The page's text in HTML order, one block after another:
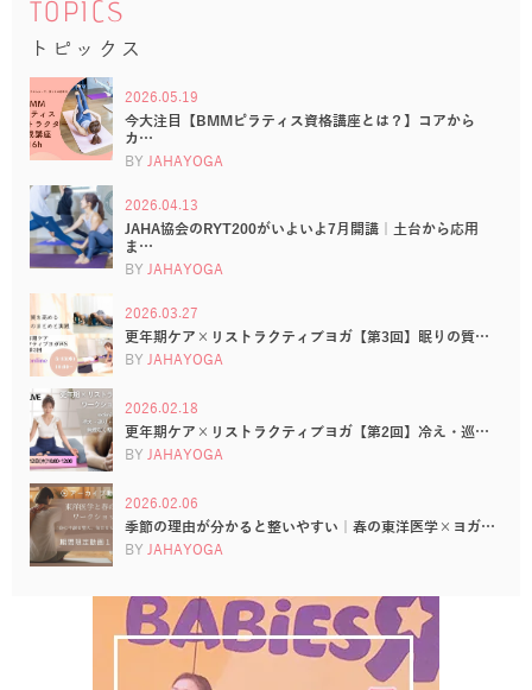
TOPICS
トピックス
2026.05.19
今大注目【BMMピラティス資格講座とは？】コアから
カ…
BY JAHAYOGA
2026.04.13
JAHA協会のRYT200がいよいよ7月開講｜土台から応用
ま…
BY JAHAYOGA
2026.03.27
更年期ケア×リストラクティブヨガ【第3回】眠りの質…
BY JAHAYOGA
2026.02.18
更年期ケア×リストラクティブヨガ【第2回】冷え・巡…
BY JAHAYOGA
2026.02.06
季節の理由が分かると整いやすい｜春の東洋医学×ヨガ…
BY JAHAYOGA